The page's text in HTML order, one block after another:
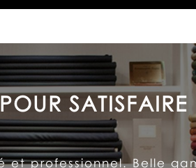
À VIE
et l’accueil inégalé